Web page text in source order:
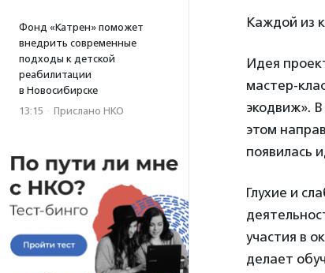
Фонд «Катрен» поможет
внедрить современные
подходы к детской
реабилитации
в Новосибирске
13:15 · Прислано НКО
Каждой из
Идея
мастер-
экодвиж».
этом
появилась
Глухие и
участия в
делает